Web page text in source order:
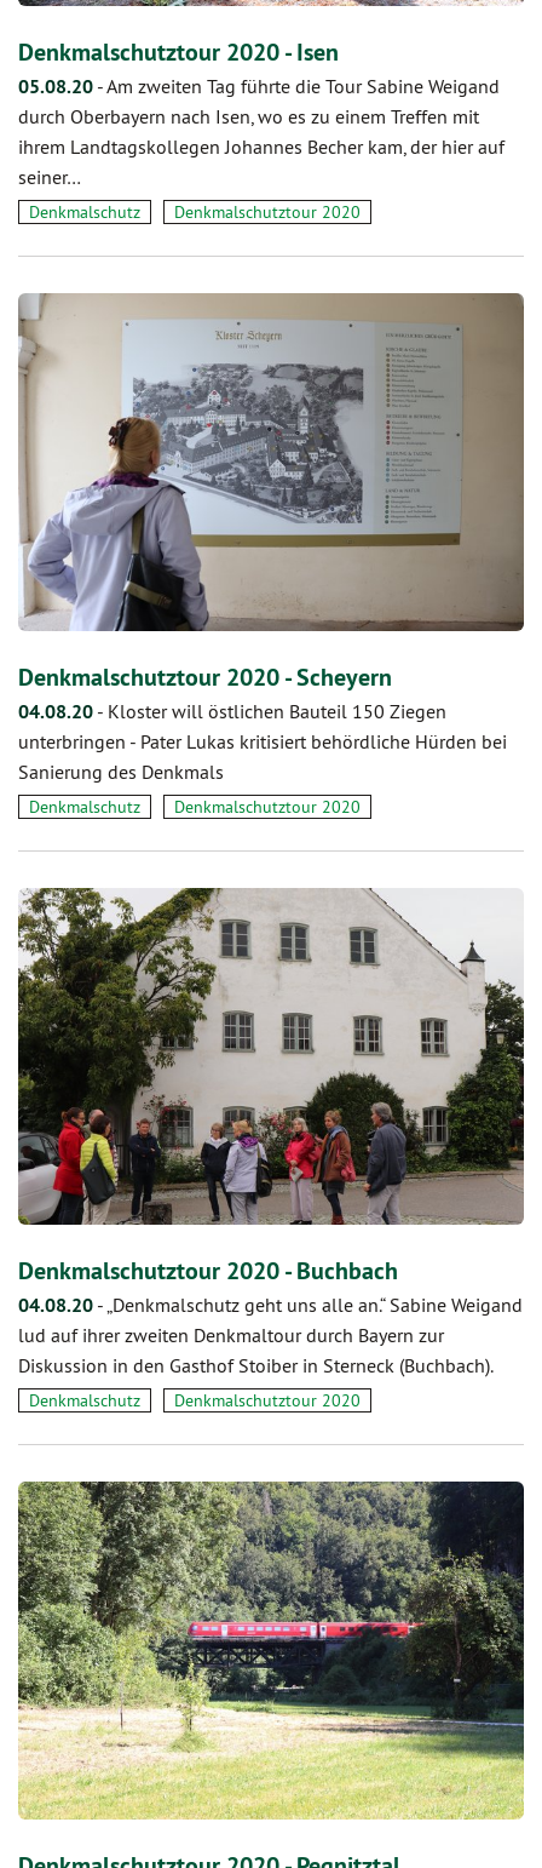
Denkmalschutztour 2020 - Isen
05.08.20 -Am zweiten Tag führte die Tour Sabine Weigand
durch Oberbayern nach Isen, wo es zu einem Treffen mit
ihrem Landtagskollegen Johannes Becher kam, der hier auf
seiner…
Denkmalschutz Denkmalschutztour 2020
Denkmalschutztour 2020 - Scheyern
04.08.20 - Kloster will östlichen Bauteil 150 Ziegen
unterbringen - Pater Lukas kritisiert behördliche Hürden bei
Sanierung des Denkmals
Denkmalschutz Denkmalschutztour 2020
Denkmalschutztour 2020 - Buchbach
04.08.20 -„Denkmalschutz geht uns alle an.“ Sabine Weigand
lud auf ihrer zweiten Denkmaltour durch Bayern zur
Diskussion in den Gasthof Stoiber in Sterneck (Buchbach).
Denkmalschutz Denkmalschutztour 2020